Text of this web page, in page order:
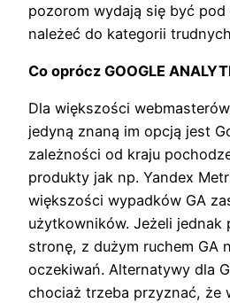
pozorom wydają się być
należeć do kategorii
Co oprócz GOOGLE
Dla większości
jedyną znaną im opcją jest
zależności od kraju
produkty jak np. Yandex
większości wypadków GA
użytkowników. Jeżeli jednak
stronę, z dużym ruchem GA
oczekiwań. Alternatywy dla
chociaż trzeba przyznać, że